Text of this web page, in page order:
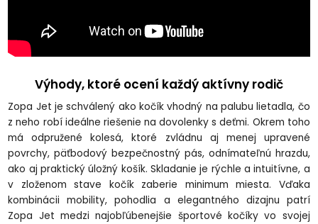
Výhody, ktoré ocení každý aktívny rodič
Zopa Jet je schválený ako kočík vhodný na palubu lietadla, čo
z neho robí ideálne riešenie na dovolenky s deťmi. Okrem toho
má odpružené kolesá, ktoré zvládnu aj menej upravené
povrchy, päťbodový bezpečnostný pás, odnímateľnú hrazdu,
ako aj praktický úložný košík. Skladanie je rýchle a intuitívne, a
v zloženom stave kočík zaberie minimum miesta. Vďaka
kombinácii mobility, pohodlia a elegantného dizajnu patrí
Zopa Jet medzi najobľúbenejšie športové kočíky vo svojej